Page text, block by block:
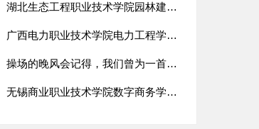
湖北生态工程职业技术学院园林建工学院：“乡村古树名木保护与生
广西电力职业技术学院电力工程学院：“乡村电网线路巡检与安全用
操场的晚风会记得，我们曾为一首诗争论到天明
无锡商业职业技术学院数字商务学院：“乡村直播电商运营指导与特